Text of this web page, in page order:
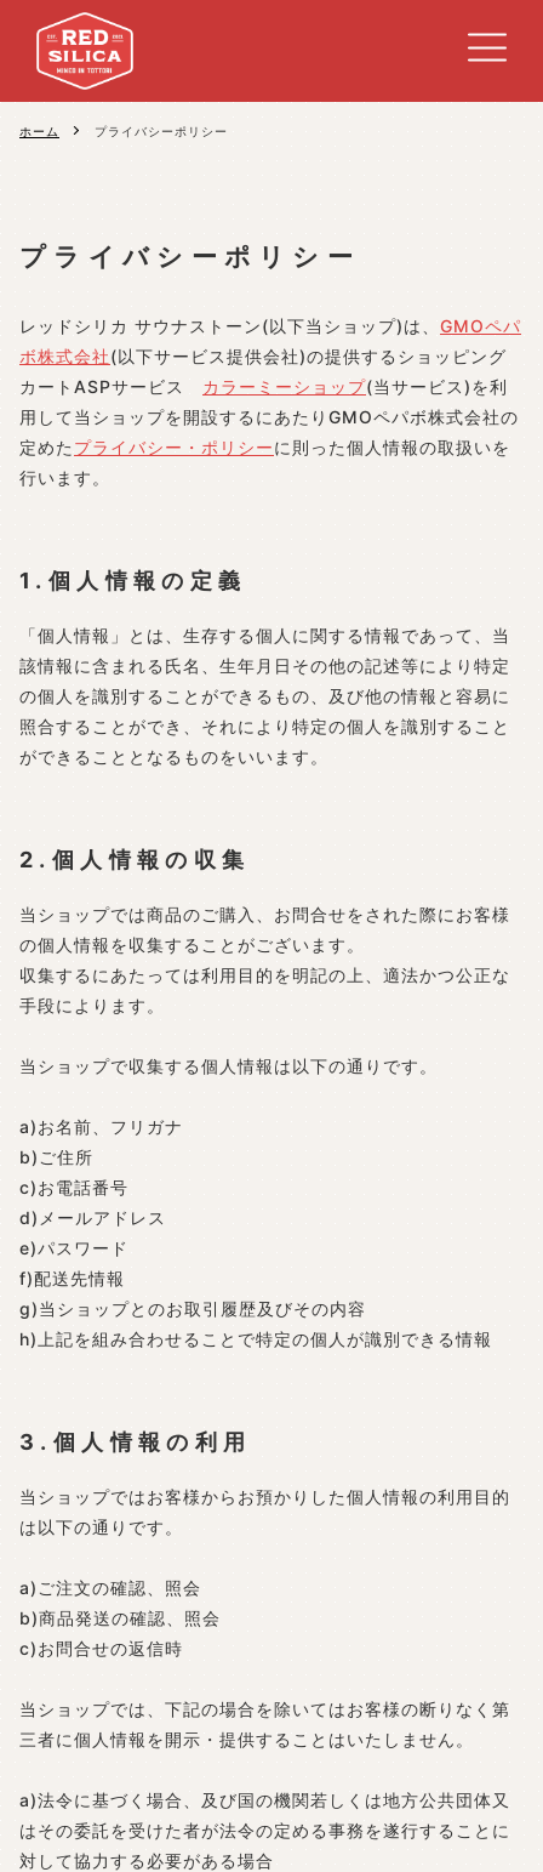
ホーム プライバシーポリシー
プライバシーポリシー
レッドシリカ サウナストーン(以下当ショップ)は、 GMOペパ
ボ株式会社(以下サービス提供会社)の提供するショッピング
カートASPサービス カラーミーショップ(当サービス)を利
用して当ショップを開設するにあたりGMOペパボ株式会社の
定めた プライバシー・ポリシーに則った個人情報の取扱いを
行います。
1.個人情報の定義
「個人情報」とは、生存する個人に関する情報であって、当
該情報に含まれる氏名、生年月日その他の記述等により特定
の個人を識別することができるもの、及び他の情報と容易に
照合することができ、それにより特定の個人を識別すること
ができることとなるものをいいます。
2.個人情報の収集
当ショップでは商品のご購入、お問合せをされた際にお客様
の個人情報を収集することがございます。
収集するにあたっては利用目的を明記の上、適法かつ公正な
手段によります。
当ショップで収集する個人情報は以下の通りです。
a)お名前、フリガナ
b)ご住所
c)お電話番号
d)メールアドレス
e)パスワード
f)配送先情報
g)当ショップとのお取引履歴及びその内容
h)上記を組み合わせることで特定の個人が識別できる情報
3.個人情報の利用
当ショップではお客様からお預かりした個人情報の利用目的
は以下の通りです。
a)ご注文の確認、照会
b)商品発送の確認、照会
c)お問合せの返信時
当ショップでは、下記の場合を除いてはお客様の断りなく第
三者に個人情報を開示・提供することはいたしません。
a)法令に基づく場合、及び国の機関若しくは地方公共団体又
はその委託を受けた者が法令の定める事務を遂行することに
対して協力する必要がある場合